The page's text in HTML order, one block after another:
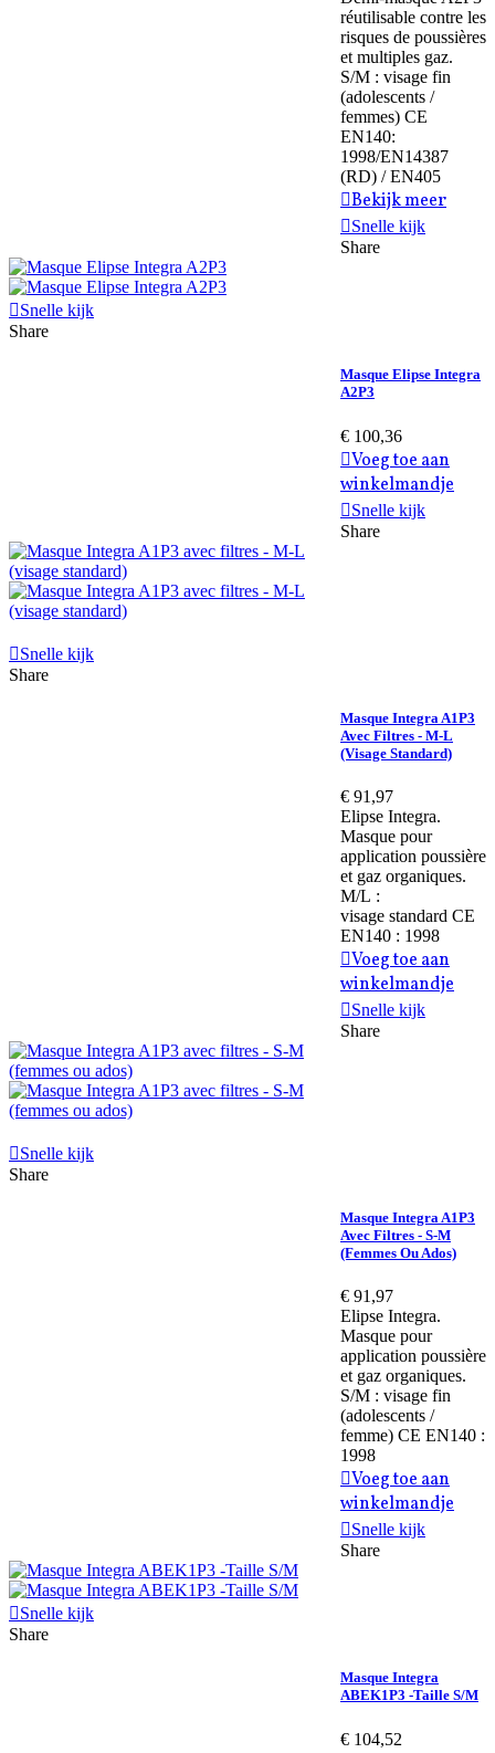
réutilisable contre les
risques de poussières
et multiples gaz.
S/M : visage fin
(adolescents /
femmes) CE
EN140:
1998/EN14387
(RD) / EN405
Bekijk meer
Snelle kijk
Share
Snelle kijk
Share
Masque Elipse Integra
A2P3
€ 100,36
Voeg toe aan
winkelmandje
Snelle kijk
Share
Snelle kijk
Share
Masque Integra A1P3
Avec Filtres - M-L
(visage Standard)
€ 91,97
Elipse Integra.
Masque pour
application poussière
et gaz organiques.
M/L :
visage standard CE
EN140 : 1998
Voeg toe aan
winkelmandje
Snelle kijk
Share
Snelle kijk
Share
Masque Integra A1P3
Avec Filtres - S-M
(femmes Ou Ados)
€ 91,97
Elipse Integra.
Masque pour
application poussière
et gaz organiques.
S/M : visage fin
(adolescents /
femme) CE EN140 :
1998
Voeg toe aan
winkelmandje
Snelle kijk
Share
Snelle kijk
Share
Masque Integra
ABEK1P3 -Taille S/M
€ 104,52